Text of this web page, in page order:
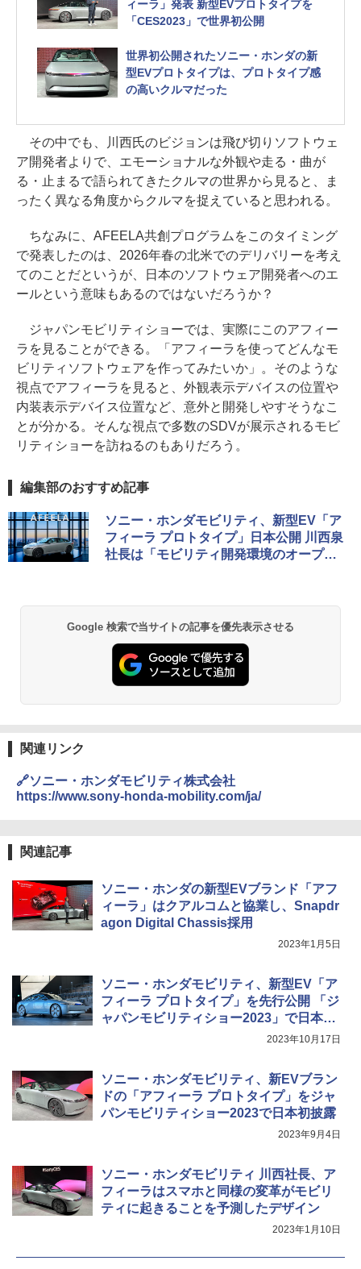
ィーラ」発表 新型EVプロトタイプを
「CES2023」で世界初公開
世界初公開されたソニー・ホンダの新
型EVプロトタイプは、プロトタイプ感
の高いクルマだった
その中でも、川西氏のビジョンは飛び切りソフトウェ
ア開発者よりで、エモーショナルな外観や走る・曲が
る・止まるで語られてきたクルマの世界から見ると、ま
ったく異なる角度からクルマを捉えていると思われる。
ちなみに、AFEELA共創プログラムをこのタイミング
で発表したのは、2026年春の北米でのデリバリーを考え
てのことだというが、日本のソフトウェア開発者へのエ
ールという意味もあるのではないだろうか？
ジャパンモビリティショーでは、実際にこのアフィー
ラを見ることができる。「アフィーラを使ってどんなモ
ビリティソフトウェアを作ってみたいか」。そのような
視点でアフィーラを見ると、外観表示デバイスの位置や
内装表示デバイス位置など、意外と開発しやすそうなこ
とが分かる。そんな視点で多数のSDVが展示されるモビ
リティショーを訪ねるのもありだろう。
編集部のおすすめ記事
ソニー・ホンダモビリティ、新型EV「ア
フィーラ プロトタイプ」日本公開 川西泉
社長は「モビリティ開発環境のオープン
Google 検索で当サイトの記事を優先表示させる
関連リンク
🔗ソニー・ホンダモビリティ株式会社
https://www.sony-honda-mobility.com/ja/
関連記事
ソニー・ホンダの新型EVブランド「アフ
ィーラ」はクアルコムと協業し、Snapdr
agon Digital Chassis採用
2023年1月5日
ソニー・ホンダモビリティ、新型EV「ア
フィーラ プロトタイプ」を先行公開 「ジ
ャパンモビリティショー2023」で日本初
2023年10月17日
ソニー・ホンダモビリティ、新EVブラン
ドの「アフィーラ プロトタイプ」をジャ
パンモビリティショー2023で日本初披露
2023年9月4日
ソニー・ホンダモビリティ 川西社長、ア
フィーラはスマホと同様の変革がモビリ
ティに起きることを予測したデザイン
2023年1月10日